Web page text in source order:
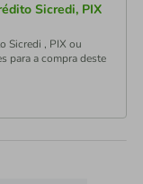
Sicredi, PIX
Sicredi , PIX ou
para a compra deste